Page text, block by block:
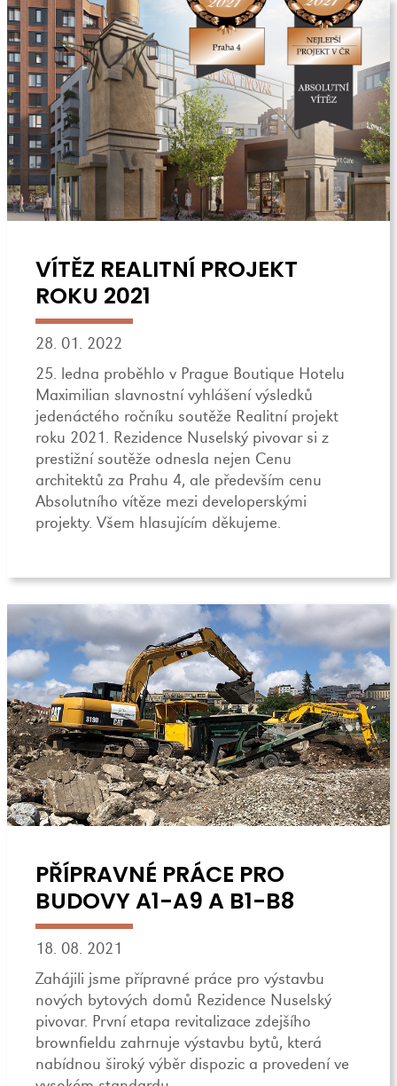
VÍTĚZ REALITNÍ PROJEKT
ROKU 2021
28. 01. 2022
25. ledna proběhlo v Prague Boutique Hotelu
Maximilian slavnostní vyhlášení výsledků
jedenáctého ročníku soutěže Realitní projekt
roku 2021. Rezidence Nuselský pivovar si z
prestižní soutěže odnesla nejen Cenu
architektů za Prahu 4, ale především cenu
Absolutního vítěze mezi developerskými
projekty. Všem hlasujícím děkujeme.
PŘÍPRAVNÉ PRÁCE PRO
BUDOVY A1-A9 A B1-B8
18. 08. 2021
Zahájili jsme přípravné práce pro výstavbu
nových bytových domů Rezidence Nuselský
pivovar. První etapa revitalizace zdejšího
brownfieldu zahrnuje výstavbu bytů, která
nabídnou široký výběr dispozic a provedení ve